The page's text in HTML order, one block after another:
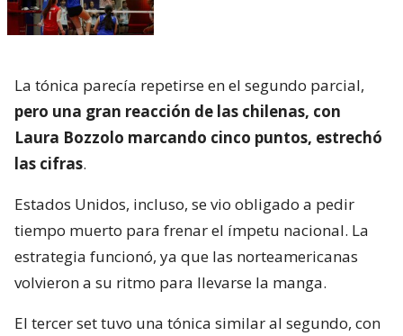
La tónica parecía repetirse en el segundo parcial,
pero una gran reacción de las chilenas, con
Laura Bozzolo marcando cinco puntos, estrechó
las cifras.
Estados Unidos, incluso, se vio obligado a pedir
tiempo muerto para frenar el ímpetu nacional. La
estrategia funcionó, ya que las norteamericanas
volvieron a su ritmo para llevarse la manga.
El tercer set tuvo una tónica similar al segundo, con